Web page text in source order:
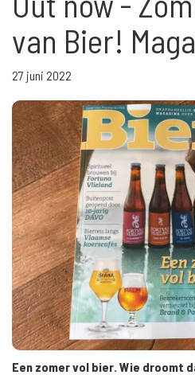
van Bier!
27 juni 2022
Een zomer vol bier. Wie droomt